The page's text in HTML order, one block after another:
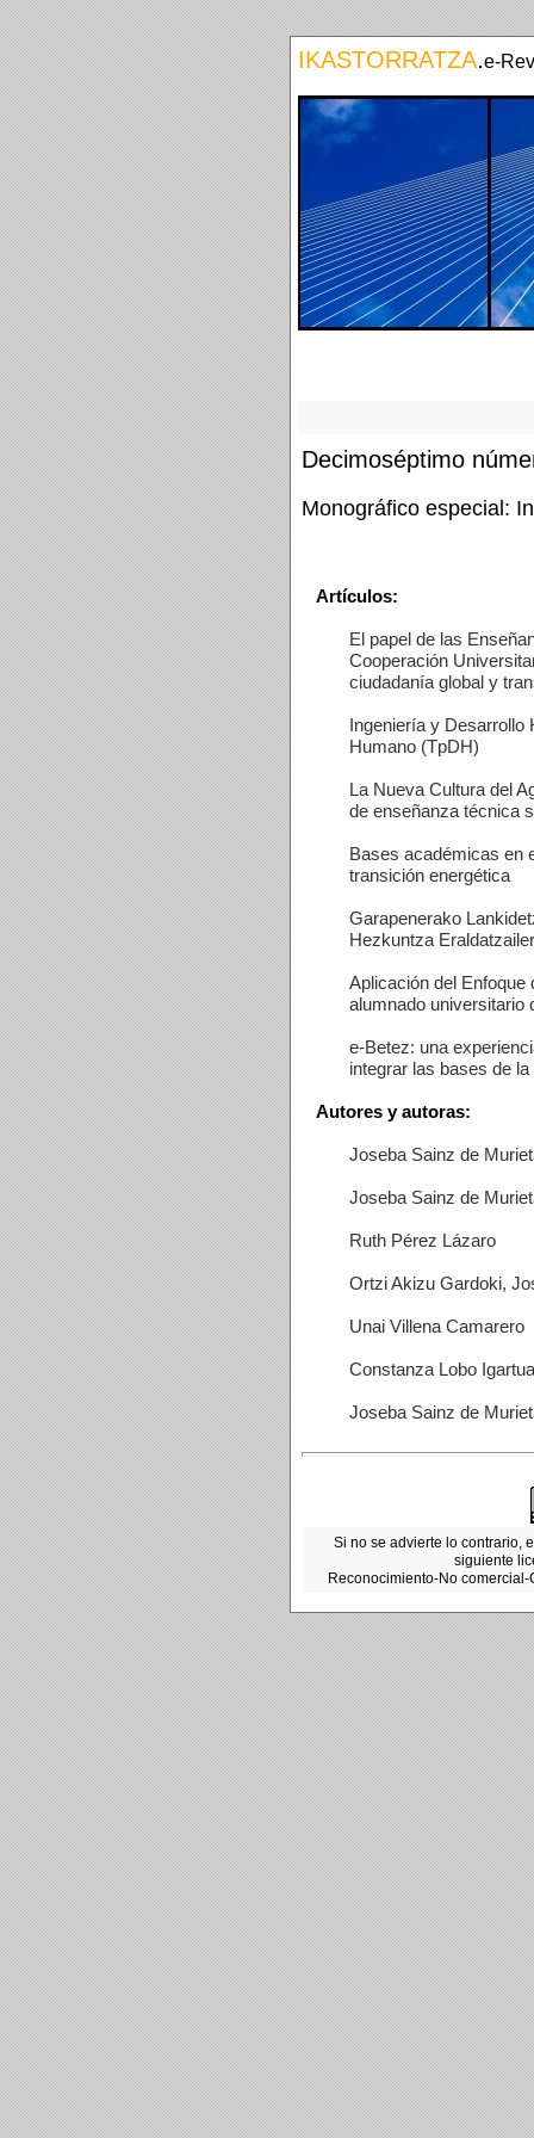
IKASTORRATZA.e-
Decimoséptimo
Monográfico especial:
Artículos:
El papel de las
Cooperación
ciudadanía global y
Ingeniería y Desarrollo
Humano (TpDH)
La Nueva Cultura del
de enseñanza técnica
Bases académicas en
transición energética
Garapenerako
Hezkuntza
Aplicación del Enfoque
alumnado universitario
e-Betez: una
integrar las bases de
Autores y autoras:
Joseba Sainz de
Joseba Sainz de
Ruth Pérez Lázaro
Ortzi Akizu Gardoki,
Unai Villena Camarero
Constanza Lobo
Joseba Sainz de
Si no se advierte lo contrario,
siguiente
Reconocimiento-No